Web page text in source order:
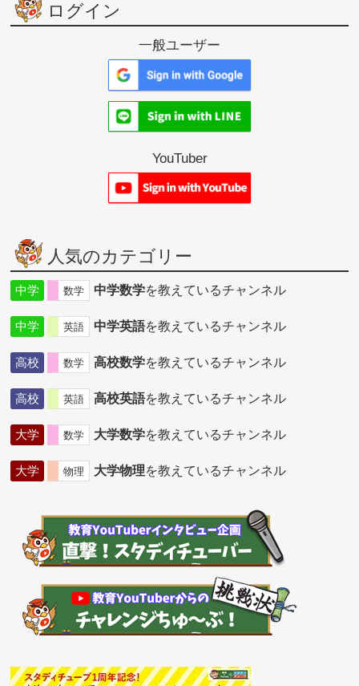
ログイン
一般ユーザー
YouTuber
人気のカテゴリー
中学 数学 中学数学を教えているチャンネル
中学 英語 中学英語を教えているチャンネル
高校 数学 高校数学を教えているチャンネル
高校 英語 高校英語を教えているチャンネル
大学 数学 大学数学を教えているチャンネル
大学 物理 大学物理を教えているチャンネル